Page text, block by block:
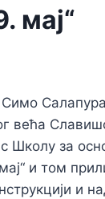
мај“
већа
Школу за
и том
и